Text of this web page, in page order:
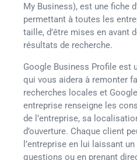
My Business), est une fiche
permettant à toutes les
taille, d’être mises en avant
résultats de recherche.
Google Business Profile est
qui vous aidera à remonter
recherches locales et
entreprise renseigne les
de l’entreprise, sa
d’ouverture. Chaque client
l’entreprise en lui laissant
questions ou en prenant